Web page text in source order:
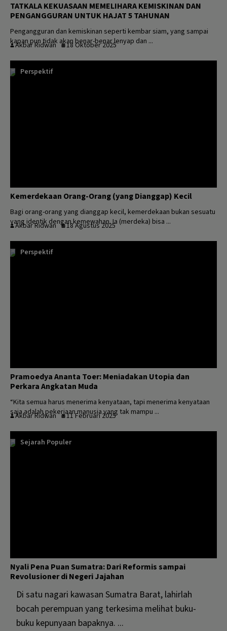
TATKALA KEKUASAAN MEMELIHARA KEMISKINAN DAN
PENGANGGURAN UNTUK HAJAT 5 TAHUNAN
Pengangguran dan kemiskinan seperti kembar siam, yang sampai
kapan pun tidak akan benar-benar lenyap dan ...
Akbar Ridwan 18 Oktober 2025
Perspektif
Kemerdekaan Orang-Orang (yang Dianggap) Kecil
Bagi orang-orang yang dianggap kecil, kemerdekaan bukan sesuatu
yang identik dengan kemewahan. Ia (merdeka) bisa ...
Akbar Ridwan 18 Agustus 2025
Perspektif
Pramoedya Ananta Toer: Meniadakan Utopia dan
Perkara Angkatan Muda
“Kita semua harus menerima kenyataan, tapi menerima kenyataan
saja adalah pekerjaan manusia yang tak mampu ...
Akbar Ridwan 11 Februari 2025
Sejarah Populer
Nyali Pena Puan Sumatra: Dari Reformis sampai
Revolusioner di Negeri Jajahan
Di satu nagari kawasan Sumatra Barat, lahirlah
bocah perempuan yang terkesima melihat buku-
buku kepunyaan bapaknya. ...